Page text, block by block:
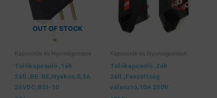
OUT OF STOCK
Kapcsolók és Nyomógombok
Tolókapcsoló ,1ák.
2áll.,BE-BE,Nyákos,0,3A
24VDC,BSI-10
Kapcsolók és Nyomógombok
Tolókapcsoló ,2ák.
2áll.,Feszültség
választó,10A 250V